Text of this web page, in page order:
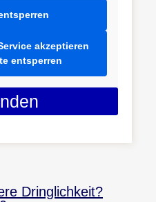
akzeptieren
entsperren
Dringlichkeit?